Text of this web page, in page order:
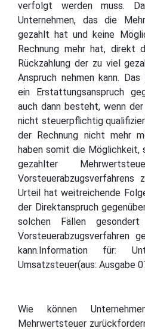
verfolgt werden muss.
Unternehmen, das die
gezahlt hat und keine
Rechnung mehr hat, direkt
Rückzahlung der zu viel
Anspruch nehmen kann.
ein Erstattungsanspruch
auch dann besteht, wenn
nicht steuerpflichtig
der Rechnung nicht mehr
haben somit die Möglichkeit,
gezahlter
Vorsteuerabzugsverfahrens
Urteil hat weitreichende
der Direktanspruch
solchen Fällen
Vorsteuerabzugsverfahren
kann.Information für:
Umsatzsteuer(aus: Ausgabe
Wie können
Mehrwertsteuer